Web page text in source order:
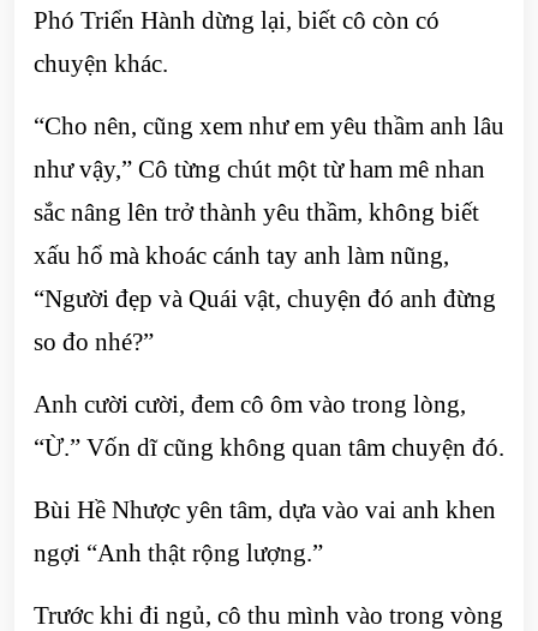
Phó Triển Hành dừng lại, biết cô còn có
chuyện khác.
“Cho nên, cũng xem như em yêu thầm anh lâu
như vậy,” Cô từng chút một từ ham mê nhan
sắc nâng lên trở thành yêu thầm, không biết
xấu hổ mà khoác cánh tay anh làm nũng,
“Người đẹp và Quái vật, chuyện đó anh đừng
so đo nhé?”
Anh cười cười, đem cô ôm vào trong lòng,
“Ừ.” Vốn dĩ cũng không quan tâm chuyện đó.
Bùi Hề Nhược yên tâm, dựa vào vai anh khen
ngợi “Anh thật rộng lượng.”
Trước khi đi ngủ, cô thu mình vào trong vòng